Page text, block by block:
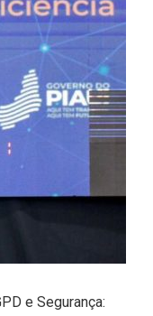
e Segurança: